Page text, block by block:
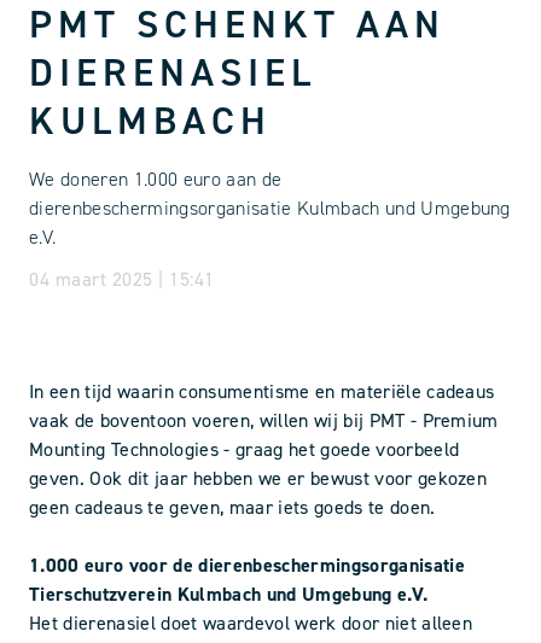
PMT SCHENKT AAN
DIERENASIEL
KULMBACH
We doneren 1.000 euro aan de
dierenbeschermingsorganisatie Kulmbach und Umgebung
e.V.
04 maart 2025 | 15:41
In een tijd waarin consumentisme en materiële cadeaus
vaak de boventoon voeren, willen wij bij PMT - Premium
Mounting Technologies - graag het goede voorbeeld
geven. Ook dit jaar hebben we er bewust voor gekozen
geen cadeaus te geven, maar iets goeds te doen.
1.000 euro voor de dierenbeschermingsorganisatie
Tierschutzverein Kulmbach und Umgebung e.V.
Het dierenasiel doet waardevol werk door niet alleen